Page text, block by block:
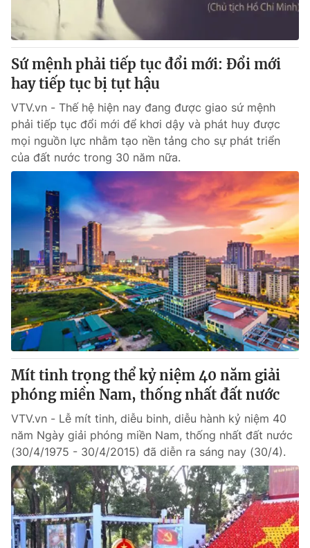
® Cấm sao chép dưới mọi hình thức nếu không có sự chấp
thuận bằng văn bản. Ghi rõ nguồn VTV.vn khi phát hành lại
thông tin từ website này.
Sứ mệnh phải tiếp tục đổi mới: Đổi mới
hay tiếp tục bị tụt hậu
VTV.vn - Thế hệ hiện nay đang được giao sứ mệnh
phải tiếp tục đổi mới để khơi dậy và phát huy được
mọi nguồn lực nhằm tạo nền tảng cho sự phát triển
của đất nước trong 30 năm nữa.
Mít tinh trọng thể kỷ niệm 40 năm giải
phóng miền Nam, thống nhất đất nước
VTV.vn - Lễ mít tinh, diễu binh, diễu hành kỷ niệm 40
năm Ngày giải phóng miền Nam, thống nhất đất nước
(30/4/1975 - 30/4/2015) đã diễn ra sáng nay (30/4).